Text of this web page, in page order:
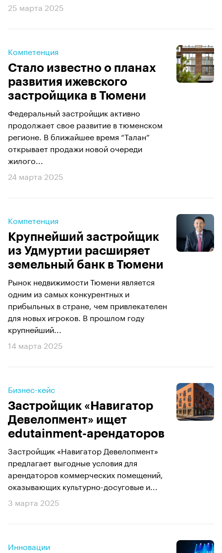
25 марта 2025
Компетенция
Стало известно о планах
развития ижевского
застройщика в Тюмени
Федеральный застройщик активно
продолжает свое развитие в тюменском
регионе. В ближайшее время “Талан”
открывает продажи новой очереди
жилого...
24 марта 2025
Компетенция
Крупнейший застройщик
из Удмуртии расширяет
земельный банк в Тюмени
Рынок недвижимости Тюмени является
одним из самых конкурентных и
прибыльных в стране, чем привлекателен
для новых игроков. В прошлом году
крупнейший...
14 марта 2025
Бизнес-кейс
Застройщик «Навигатор
Девелопмент» ищет
edutainment-арендаторов
Застройщик «Навигатор Девелопмент»
предлагает выгодные условия для
арендаторов коммерческих помещений,
оказывающих культурно-досуговые и...
3 марта 2025
Инновации